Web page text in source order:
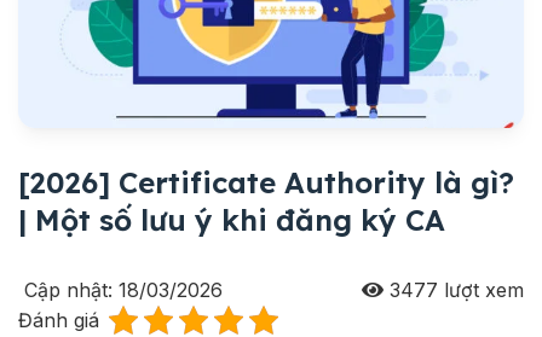
[2026] Certificate Authority là gì?
| Một số lưu ý khi đăng ký CA
Cập nhật: 18/03/2026 3477 lượt xem
Đánh giá